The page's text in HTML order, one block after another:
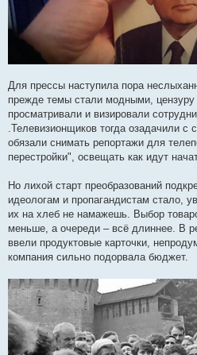
Для прессы наступила пора
прежде темы стали модными, цензуру
просматривали и визировали
.Телевизионщиков тогда озадачили с
обязали снимать репортажи для
перестройки", освещать как идут
Но лихой старт преобразований
идеологам и пропагандистам стало,
их на хлеб не намажешь. Выбор
меньше, а очереди – всё длиннее. В
ввели продуктовые карточки,
компания сильно подорвала бюджет.